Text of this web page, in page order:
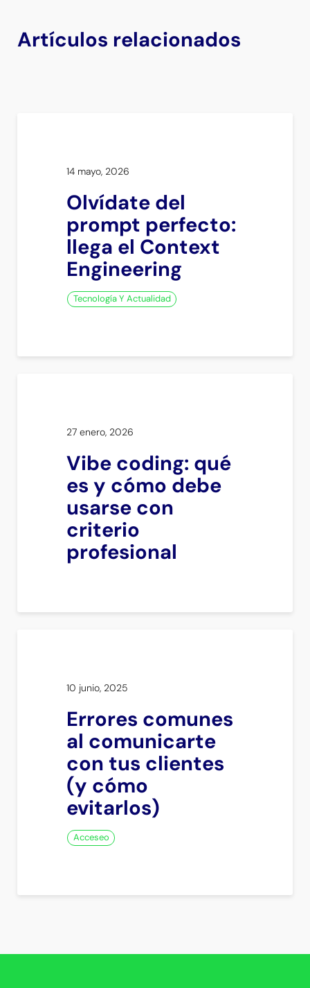
Artículos relacionados
14 mayo, 2026
Olvídate del
prompt perfecto:
llega el Context
Engineering
Tecnología Y Actualidad
27 enero, 2026
Vibe coding: qué
es y cómo debe
usarse con
criterio
profesional
10 junio, 2025
Errores comunes
al comunicarte
con tus clientes
(y cómo
evitarlos)
Acceseo